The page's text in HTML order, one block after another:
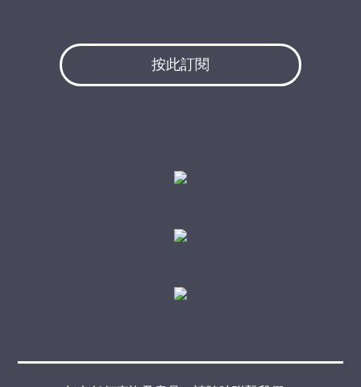
按此訂閱